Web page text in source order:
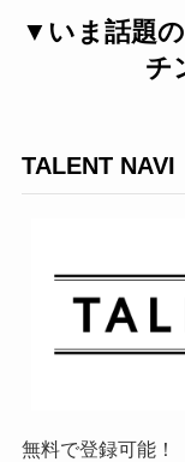
▼いま話題
チ
TALENT NAVI
無料で登録可能！